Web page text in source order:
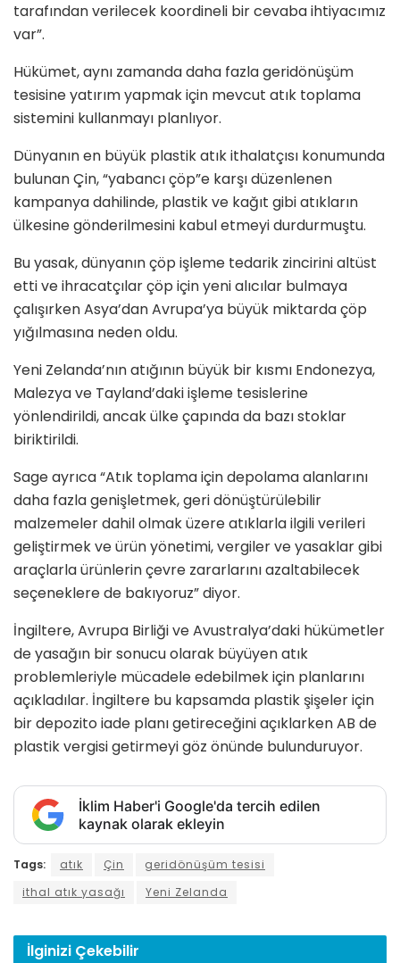
tarafından verilecek koordineli bir cevaba ihtiyacımız
var”.
Hükümet, aynı zamanda daha fazla geridönüşüm
tesisine yatırım yapmak için mevcut atık toplama
sistemini kullanmayı planlıyor.
Dünyanın en büyük plastik atık ithalatçısı konumunda
bulunan Çin, “yabancı çöp”e karşı düzenlenen
kampanya dahilinde, plastik ve kağıt gibi atıkların
ülkesine gönderilmesini kabul etmeyi durdurmuştu.
Bu yasak, dünyanın çöp işleme tedarik zincirini altüst
etti ve ihracatçılar çöp için yeni alıcılar bulmaya
çalışırken Asya’dan Avrupa’ya büyük miktarda çöp
yığılmasına neden oldu.
Yeni Zelanda’nın atığının büyük bir kısmı Endonezya,
Malezya ve Tayland’daki işleme tesislerine
yönlendirildi, ancak ülke çapında da bazı stoklar
biriktirildi.
Sage ayrıca “Atık toplama için depolama alanlarını
daha fazla genişletmek, geri dönüştürülebilir
malzemeler dahil olmak üzere atıklarla ilgili verileri
geliştirmek ve ürün yönetimi, vergiler ve yasaklar gibi
araçlarla ürünlerin çevre zararlarını azaltabilecek
seçeneklere de bakıyoruz” diyor.
İngiltere, Avrupa Birliği ve Avustralya’daki hükümetler
de yasağın bir sonucu olarak büyüyen atık
problemleriyle mücadele edebilmek için planlarını
açıkladılar. İngiltere bu kapsamda plastik şişeler için
bir depozito iade planı getireceğini açıklarken AB de
plastik vergisi getirmeyi göz önünde bulunduruyor.
İklim Haber'i Google'da tercih edilen
kaynak olarak ekleyin
Tags: atık Çin
geridönüşüm tesisi
ithal atık yasağı
Yeni Zelanda
İlginizi Çekebilir